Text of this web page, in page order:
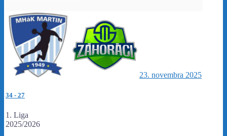
23. novembra 2025
34 - 27
1. Liga
2025/2026